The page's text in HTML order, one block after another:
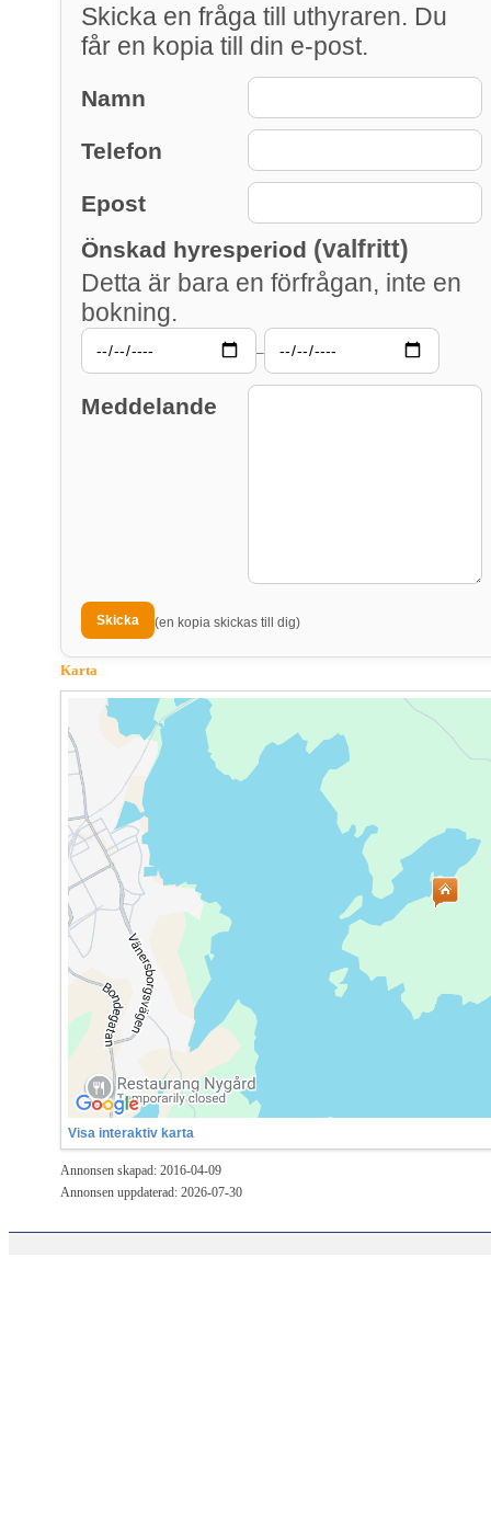
Skicka en fråga till uthyraren. Du
får en kopia till din e-post.
Namn
Telefon
Epost
Önskad hyresperiod (valfritt)
Detta är bara en förfrågan, inte en
bokning.
–
Meddelande
(en kopia skickas till dig)
Karta
Visa interaktiv karta
Annonsen skapad: 2016-04-09
Annonsen uppdaterad: 2026-07-30